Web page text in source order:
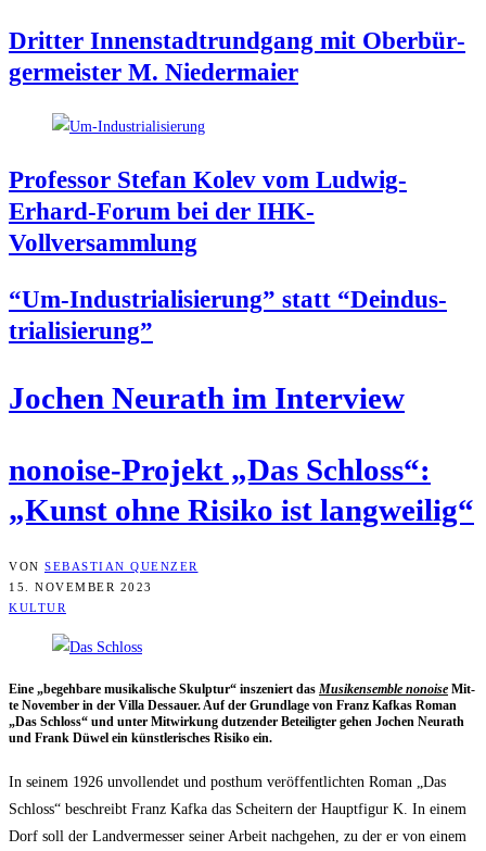
Drit­ter Innen­stadt­rund­gang mit Ober­bür­
ger­meis­ter M. Niedermaier
Pro­fes­sor Ste­fan Kolev vom Lud­wig-
Erhard-Forum bei der IHK-
Vollversammlung
“Um-Indus­tria­li­sie­rung” statt “Deindus­
tria­li­sie­rung”
Jochen Neu­r­a­th im Interview
nonoi­se-Pro­jekt „Das Schloss“:
„Kunst ohne Risi­ko ist langweilig“
VON SEBASTIAN QUENZER
15. NOVEMBER 2023
KULTUR
Eine „begeh­ba­re musi­ka­li­sche Skulp­tur“ insze­niert das Musik­ensem­ble nonoi­se Mit­
te Novem­ber in der Vil­la Des­sau­er. Auf der Grund­la­ge von Franz Kaf­kas Roman
„Das Schloss“ und unter Mit­wir­kung dut­zen­der Betei­lig­ter gehen Jochen Neu­r­a­th
und Frank Düwel ein künst­le­ri­sches Risi­ko ein.
In sei­nem 1926 unvoll­endet und post­hum ver­öf­fent­lich­ten Roman „Das
Schloss“ beschreibt Franz Kaf­ka das Schei­tern der Haupt­fi­gur K. In einem
Dorf soll der Land­ver­mes­ser sei­ner Arbeit nach­ge­hen, zu der er von einem